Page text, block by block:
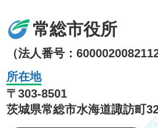
常総市役所
（法人番号：6000020082112
所在地
〒303-8501
茨城県常総市水海道諏訪町